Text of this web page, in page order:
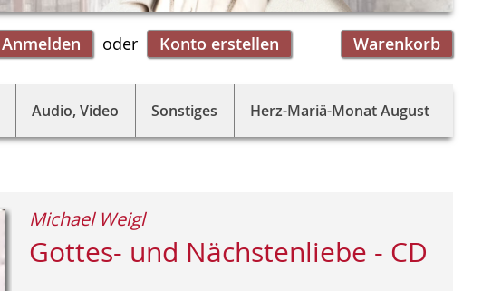
Anmelden Warenkorb
Konto erstellen
Audio, Video Sonstiges Herz-Mariä-Monat August
Gottes- und Nächstenliebe - CD
Michael Weigl